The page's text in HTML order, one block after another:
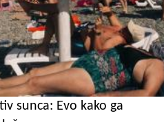
sunca: Evo kako ga